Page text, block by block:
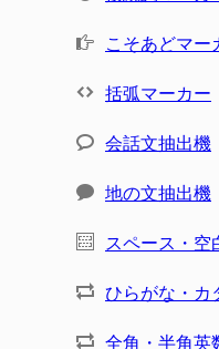
こそあどマー
括弧マーカー
会話文抽出機
地の文抽出機
スペース・空
ひらがな・カ
全角・半角英